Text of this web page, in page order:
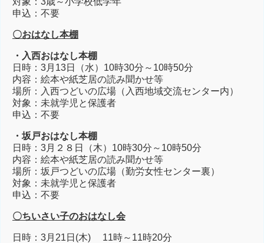
申込：不要
〇おはなし本棚
・入西おはなし本棚
日時：3月13日（水）10時30分～10時50分
内容：絵本や紙芝居の読み聞かせ等
場所：入西つどいの広場（入西地域交流センター内）
対象：未就学児と保護者
申込：不要
・坂戸おはなし本棚
日時：3月２８日（木）10時30分～10時50分
内容：絵本や紙芝居の読み聞かせ等
場所：坂戸つどいの広場（勤労女性センター裏）
対象：未就学児と保護者
申込：不要
〇ちいさい子のおはなし会
日時：3月21日(木) 11時～11時20分